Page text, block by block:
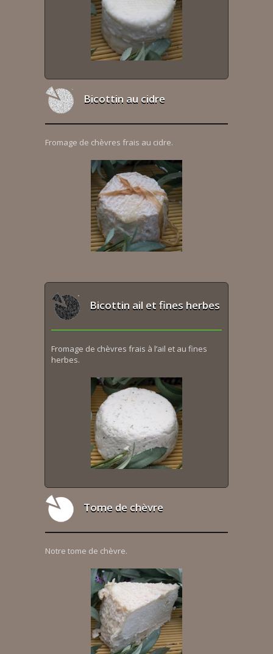
Bicottin au cidre
Fromage de chèvres frais au cidre.
Bicottin ail et fines herbes
Fromage de chèvres frais à l’ail et au fines
herbes.
Tome de chèvre
Notre tome de chèvre.